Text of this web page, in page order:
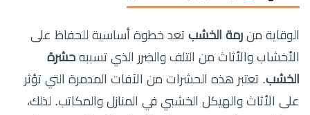
الوقاية من رمة الخشب تعد خطوة أساسية للحفاظ على
الأخشاب والأثاث من التلف والضرر الذي تسببه حشرة
الخشب. تعتبر هذه الحشرات من الآفات المدمرة التي تؤثر
على الأثاث والهيكل الخشبي في المنازل والمكاتب. لذلك،